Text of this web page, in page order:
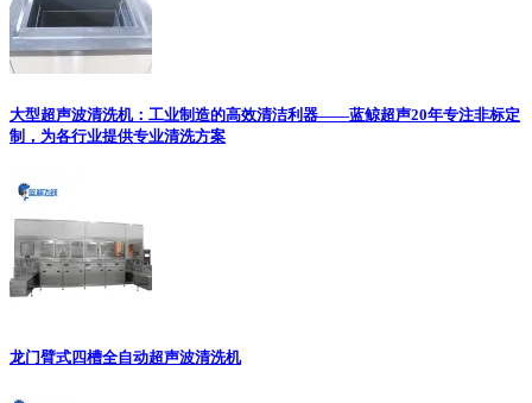
大型超声波清洗机：工业制造的高效清洁利器——蓝鲸超声20年专注非标定
制，为各行业提供专业清洗方案
龙门臂式四槽全自动超声波清洗机